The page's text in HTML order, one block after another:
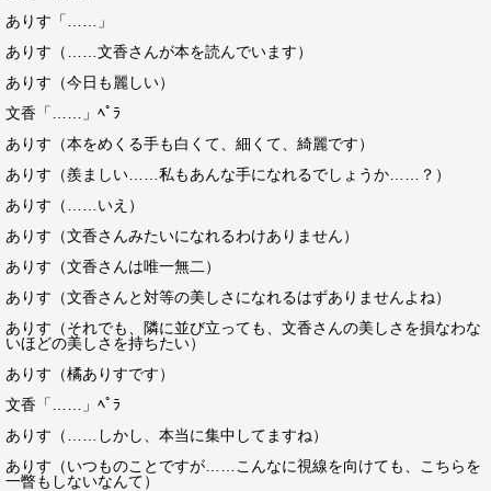
ありす「……」
ありす（……文香さんが本を読んでいます）
ありす（今日も麗しい）
文香「……」ﾍﾟﾗ
ありす（本をめくる手も白くて、細くて、綺麗です）
ありす（羨ましい……私もあんな手になれるでしょうか……？）
ありす（……いえ）
ありす（文香さんみたいになれるわけありません）
ありす（文香さんは唯一無二）
ありす（文香さんと対等の美しさになれるはずありませんよね）
ありす（それでも、隣に並び立っても、文香さんの美しさを損なわな
いほどの美しさを持ちたい）
ありす（橘ありすです）
文香「……」ﾍﾟﾗ
ありす（……しかし、本当に集中してますね）
ありす（いつものことですが……こんなに視線を向けても、こちらを
一瞥もしないなんて）